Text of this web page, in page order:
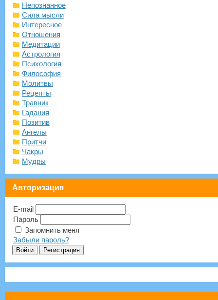
Непознанное
Сила мысли
Интересное
Отношения
Медитации
Астрология
Психология
Философия
Молитвы
Рецепты
Травник
Гадания
Позитив
Ангелы
Притчи
Чакры
Мудры
Авторизация
E-mail
Пароль
Запомнить меня
Забыли пароль?